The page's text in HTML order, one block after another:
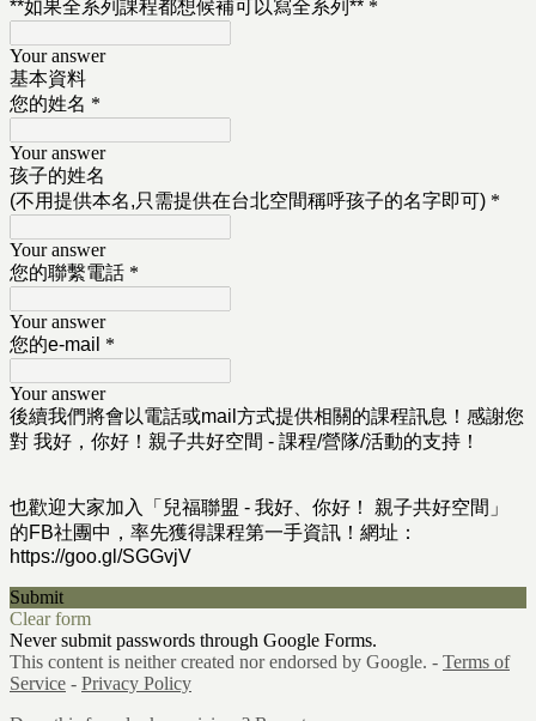
**如果全系列課程都想候補可以寫全系列** *
Your answer
基本資料
您的姓名 *
Your answer
孩子的姓名
(不用提供本名,只需提供在台北空間稱呼孩子的名字即可) *
Your answer
您的聯繫電話 *
Your answer
您的e-mail *
Your answer
後續我們將會以電話或mail方式提供相關的課程訊息！感謝您
對 我好，你好！親子共好空間 - 課程/營隊/活動的支持！
也歡迎大家加入「兒福聯盟 - 我好、你好！ 親子共好空間」
的FB社團中，率先獲得課程第一手資訊！ 網址：
https://goo.gl/SGGvjV
Submit
Clear form
Never submit passwords through Google Forms.
This content is neither created nor endorsed by Google. - Terms of
Service - Privacy Policy